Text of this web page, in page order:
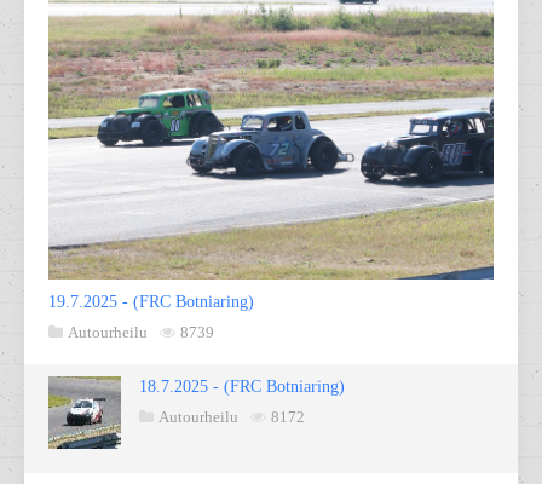
19.7.2025 - (FRC Botniaring)
Autourheilu
8739
18.7.2025 - (FRC Botniaring)
Autourheilu
8172